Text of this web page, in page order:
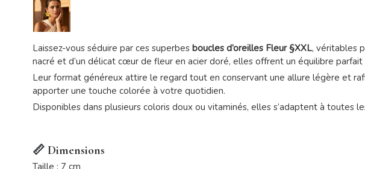
Laissez-vous séduire par ces superbes boucles d’oreilles Fleur §XXL, véritables
nacré et d’un délicat cœur de fleur en acier doré, elles offrent un équilibre
Leur format généreux attire le regard tout en conservant une allure légère et
apporter une touche colorée à votre quotidien.
Disponibles dans plusieurs coloris doux ou vitaminés, elles s’adaptent à toutes
📏 Dimensions
Taille : 7 cm